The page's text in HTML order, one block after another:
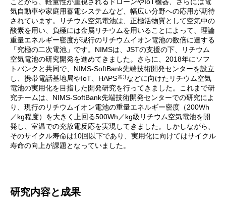
気自動車や家庭用蓄電システムなど、幅広い分野への応用が期待
されています。リチウム空気電池は、正極活物質として空気中の
酸素を用い、負極には金属リチウムを用いることによって、理論
重量エネルギー密度が現行のリチウムイオン電池の数倍に達する
「究極の二次電池」です。NIMSは、JSTの支援の下、リチウム
空気電池の研究開発を進めてきました。さらに、2018年にソフ
トバンクと共同で、NIMS-SoftBank先端技術開発センターを設立
し、携帯電話基地局やIoT、HAPS※3などに向けたリチウム空気
電池の実用化を目指した開発研究を行ってきました。これまで研
究チームは、NIMS-SoftBank先端技術開発センターでの研究によ
り、現行のリチウムイオン電池の重量エネルギー密度（200Wh
／kg程度）を大きく上回る500Wh／kg級リチウム空気電池を開
発し、室温での充放電反応を実現してきました。しかしながら、
そのサイクル寿命は10回以下であり、実用化に向けてはサイクル
寿命の向上が課題となっていました。
研究内容と成果